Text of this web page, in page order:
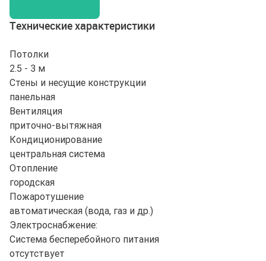
Технические характеристики
Потолки
2.5 - 3 м
Стены и несущие конструкции
панельная
Вентиляция
приточно-вытяжная
Кондиционирование
центральная система
Отопление
городская
Пожаротушение
автоматическая (вода, газ и др.)
Электроснабжение:
Система бесперебойного питания
отсутствует